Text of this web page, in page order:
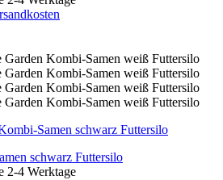
schwarz Futtersilo
2-4 Werktage